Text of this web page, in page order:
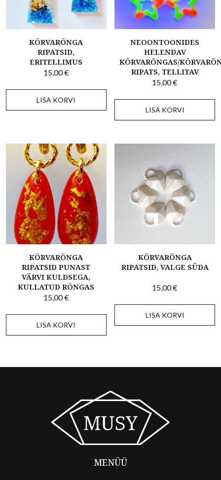
KÕRVARÕNGA
RIPATSID,
ERITELLIMUS
15,00€
LISA KORVI
NEOONTOONIDES
HELENDAV
KÕRVARÕNGAS/
RIPATS, TELLITAV
15,00€
LISA KORVI
KÕRVARÕNGA
RIPATSID PUNAST
VÄRVI KULDSEGA,
KULLATUD RÕNGAS
15,00€
LISA KORVI
KÕRVARÕNGA
RIPATSID, VALGE SÜDA
15,00€
LISA KORVI
MENÜÜ